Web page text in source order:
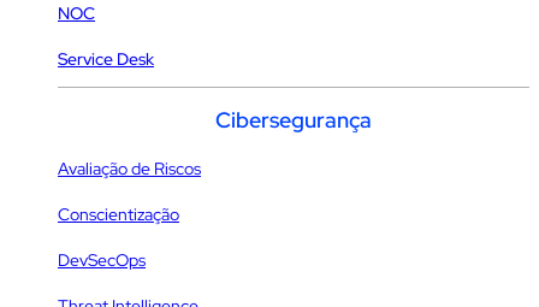
NOC
Service Desk
Cibersegurança
Avaliação de Riscos
Conscientização
DevSecOps